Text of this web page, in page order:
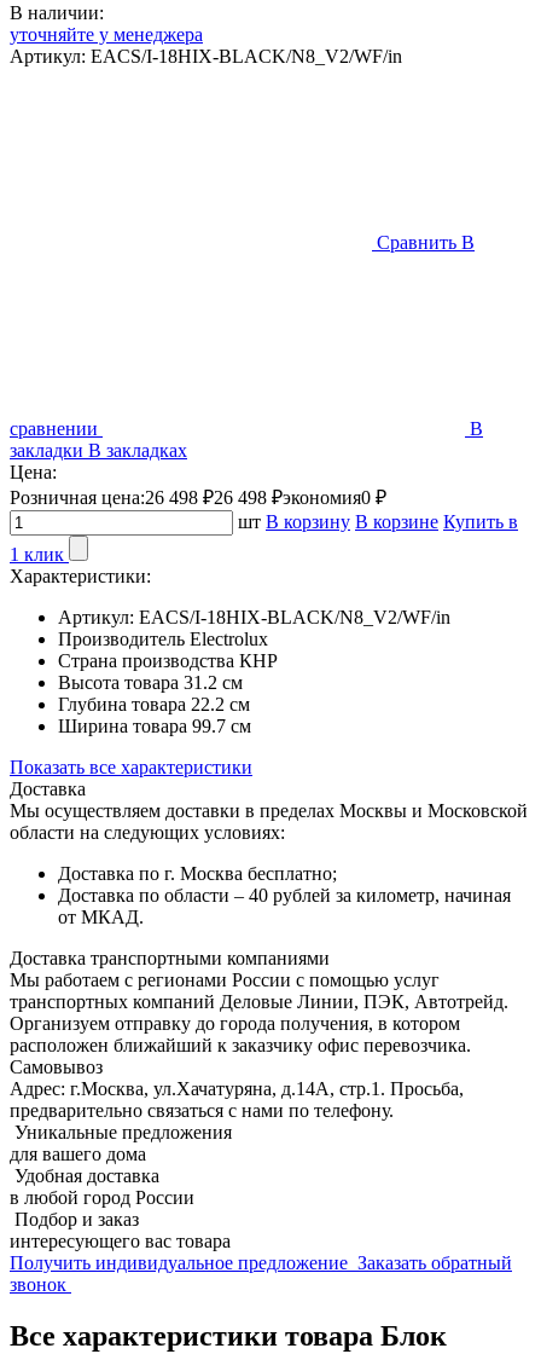
В наличии:
уточняйте у менеджера
Артикул: EACS/I-18HIX-BLACK/N8_V2/WF/in
Сравнить В
сравнении
В
закладки В закладках
Цена:
Розничная цена:26 498 ₽26 498 ₽экономия0 ₽
шт В корзину В корзине Купить в
1 клик
Характеристики:
Артикул: EACS/I-18HIX-BLACK/N8_V2/WF/in
Производитель Electrolux
Страна производства КНР
Высота товара 31.2 см
Глубина товара 22.2 см
Ширина товара 99.7 см
Показать все характеристики
Доставка
Мы осуществляем доставки в пределах Москвы и Московской
области на следующих условиях:
Доставка по г. Москва бесплатно;
Доставка по области – 40 рублей за километр, начиная
от МКАД.
Доставка транспортными компаниями
Мы работаем с регионами России с помощью услуг
транспортных компаний Деловые Линии, ПЭК, Автотрейд.
Организуем отправку до города получения, в котором
расположен ближайший к заказчику офис перевозчика.
Самовывоз
Адрес: г.Москва, ул.Хачатуряна, д.14А, стр.1. Просьба,
предварительно связаться с нами по телефону.
Уникальные предложения
для вашего дома
Удобная доставка
в любой город России
Подбор и заказ
интересующего вас товара
Получить индивидуальное предложение Заказать обратный
звонок
Все характеристики товара Блок